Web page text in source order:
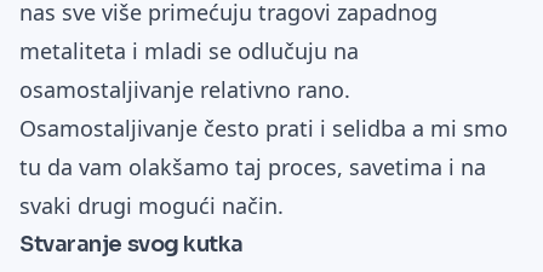
nas sve više primećuju tragovi zapadnog
metaliteta i mladi se odlučuju na
osamostaljivanje relativno rano.
Osamostaljivanje često prati i selidba a mi smo
tu da vam olakšamo taj proces, savetima i na
svaki drugi mogući način.
Stvaranje svog kutka